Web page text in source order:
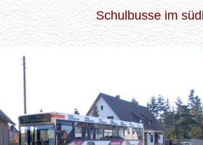
Schulbusse im